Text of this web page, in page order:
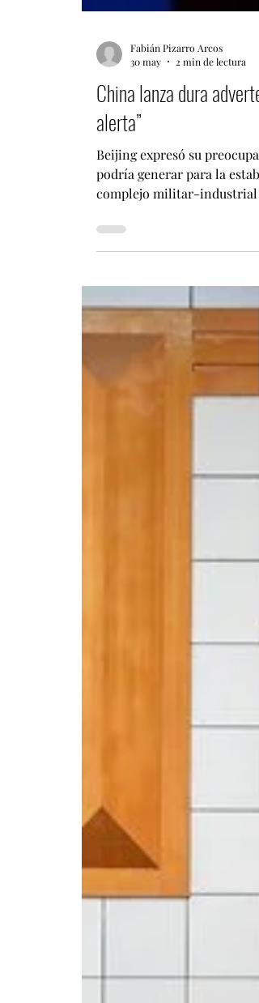
Fabián Pizarro Arcos
30 may
2 min de lectura
China lanza dura
alerta”
Beijing expresó su
complejo militar-industrial
tanto dentro como fuera de